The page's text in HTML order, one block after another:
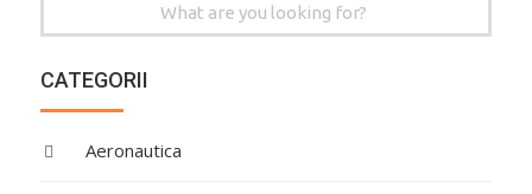
for:
CATEGORII
Aeronautica